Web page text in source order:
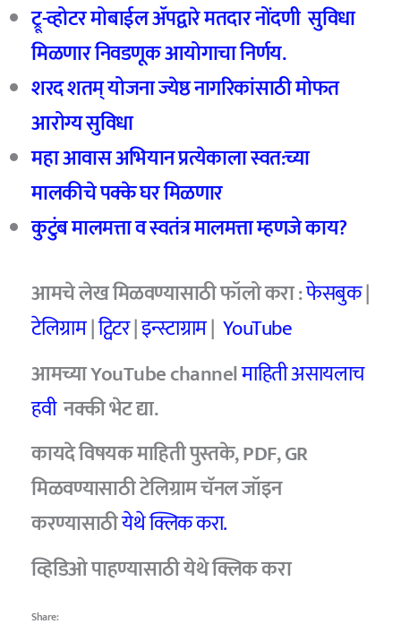
ट्रू-व्होटर मोबाईल ॲपद्वारे मतदार नोंदणी सुविधा
मिळणार निवडणूक आयोगाचा निर्णय.
शरद शतम् योजना ज्येष्ठ नागरिकांसाठी मोफत
आरोग्य सुविधा
महा आवास अभियान प्रत्येकाला स्वत:च्या
मालकीचे पक्के घर मिळणार
कुटुंब मालमत्ता व स्वतंत्र मालमत्ता म्हणजे काय?
आमचेलेख मिळवण्यासाठी फॉलो करा :फेसबुक|
टेलिग्राम|ट्विटर|इन्स्टाग्राम| YouTube
आमच्या YouTube channelमाहिती असायलाच
हवी नक्की भेट द्या.
कायदे विषयक माहिती पुस्तके, PDF, GR
मिळवण्यासाठी टेलिग्राम चॅनल जॉइन
करण्यासाठीयेथे क्लिक करा.
व्हिडिओपाहण्यासाठीयेथे क्लिक करा
Share: